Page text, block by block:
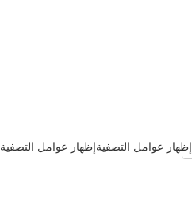
إظهار عوامل التصفيةإظهار عوامل التصفية